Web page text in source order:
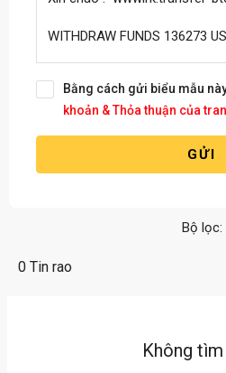
Bằng cách gửi biểu mẫu
khoản & Thỏa thuận của
GỬI
0 Tin rao
Bộ lọc:
Không